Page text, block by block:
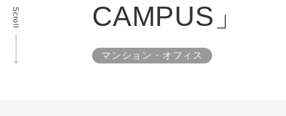
CAMPUS」
マンション・オフィス
Scroll